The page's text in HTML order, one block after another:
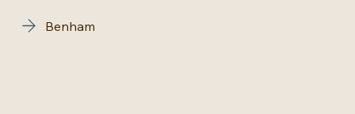
Benham